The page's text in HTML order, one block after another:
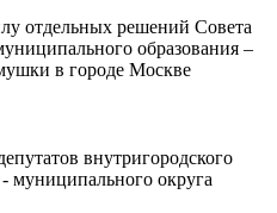
отдельных решений Совета
образования –
в городе Москве
внутригородского
муниципального округа